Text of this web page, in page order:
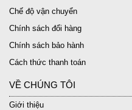
Chế độ vận chuyển
Chính sách đổi hàng
Chính sách bảo hành
Cách thức thanh toán
VỀ CHÚNG TÔI
Giới thiệu